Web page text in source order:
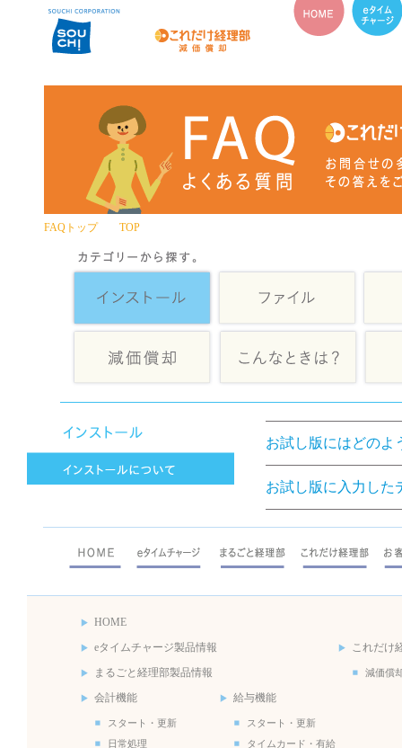
FAQトップ TOP
お試し版にはどのよ
お試し版に入力した
HOME
eタイムチャージ製品情報
まるごと経理部製品情報
会計機能
スタート・更新
日常処理
給与機能
スタート・更新
タイムカード・有給
これだけ
減価償